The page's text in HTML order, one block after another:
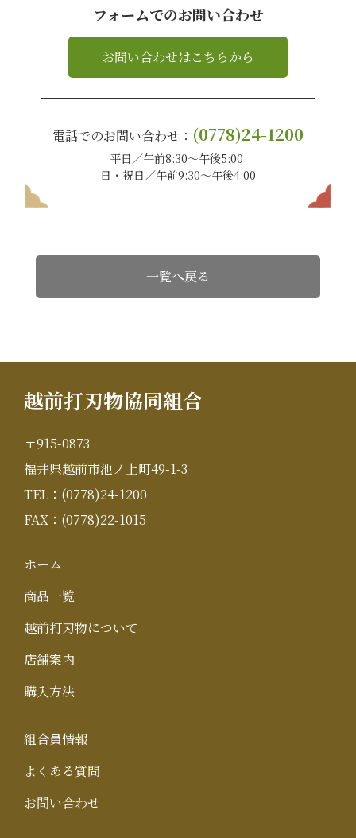
フォームでのお問い合わせ
お問い合わせはこちらから
電話でのお問い合わせ： (0778)24-1200
平日／午前8:30〜午後5:00
日・祝日／午前9:30〜午後4:00
一覧へ戻る
越前打刃物協同組合
〒915-0873
福井県越前市池ノ上町49-1-3
TEL：(0778)24-1200
FAX：(0778)22-1015
ホーム
商品一覧
越前打刃物について
店舗案内
購入方法
組合員情報
よくある質問
お問い合わせ